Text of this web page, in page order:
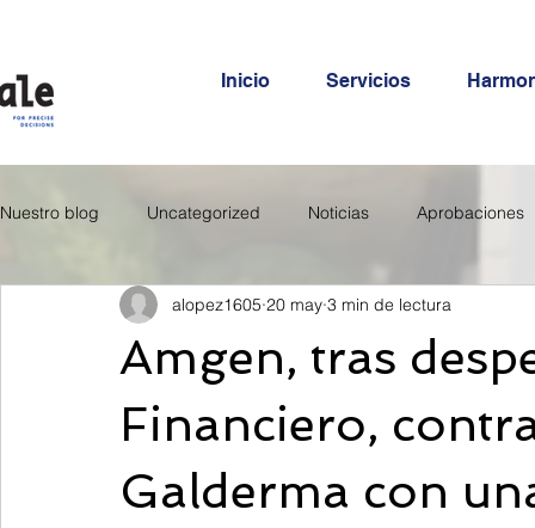
Inicio Servicios
Nuestro blog Uncategorized Noticias Aprobaciones
Amgen, tras
Financiero,
Galderma con
alopez1605 20 may 3 min de lectura